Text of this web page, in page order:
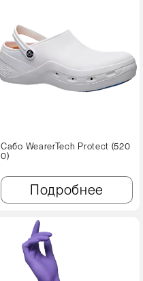
Сабо WearerTech Protect (520
0)
Подробнее